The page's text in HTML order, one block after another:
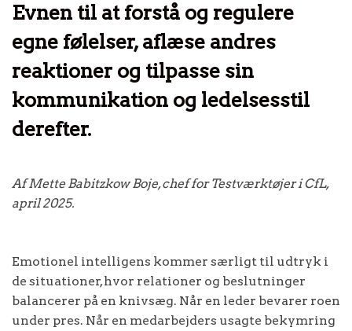
Evnen til at forstå og regulere
egne følelser, aflæse andres
reaktioner og tilpasse sin
kommunikation og ledelsesstil
derefter.
Af Mette Babitzkow Boje, chef for Testværktøjer i CfL,
april 2025.
Emotionel intelligens kommer særligt til udtryk i
de situationer, hvor relationer og beslutninger
balancerer på en knivsæg. Når en leder bevarer roen
under pres. Når en medarbejders usagte bekymring